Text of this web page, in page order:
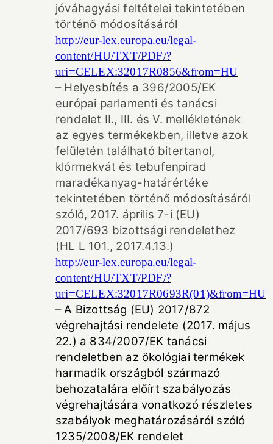
jóváhagyási feltételei tekintetében
történő módosításáról
http://eur-lex.europa.eu/legal-
content/HU/TXT/PDF/?
uri=CELEX:32017R0856&from=HU
– Helyesbítés a 396/2005/EK
európai parlamenti és tanácsi
rendelet II., III. és V. mellékletének
az egyes termékekben, illetve azok
felületén található bitertanol,
klórmekvát és tebufenpirad
maradékanyag-határértéke
tekintetében történő módosításáról
szóló, 2017. április 7-i (EU)
2017/693 bizottsági rendelethez
(HL L 101., 2017.4.13.)
http://eur-lex.europa.eu/legal-
content/HU/TXT/PDF/?
uri=CELEX:32017R0693R(01)&from=HU
– A Bizottság (EU) 2017/872
végrehajtási rendelete (2017. május
22.) a 834/2007/EK tanácsi
rendeletben az ökológiai termékek
harmadik országból származó
behozatalára előírt szabályozás
végrehajtására vonatkozó részletes
szabályok meghatározásáról szóló
1235/2008/EK rendelet